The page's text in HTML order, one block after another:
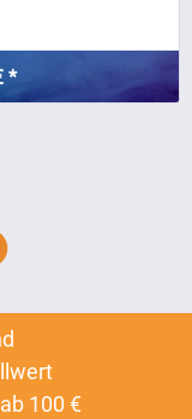
*
100 €